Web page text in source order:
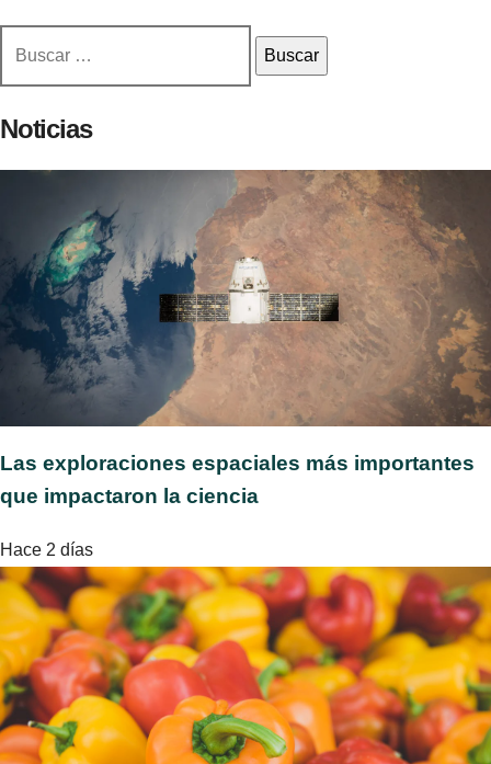
Noticias
Las exploraciones espaciales más importantes
que impactaron la ciencia
Hace 2 días